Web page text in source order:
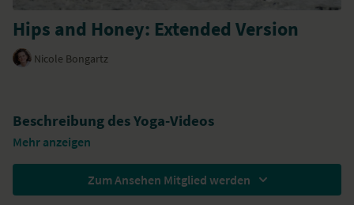
Hips and Honey: Extended Version
Nicole Bongartz
Beschreibung des Yoga-Videos
Dies ist die erweiterte Form des Yoga-Videos
Hüftflow ohne Chaturanga”mit der Kölner YogalehrerinNicole
. Die dehnenden Asanas helfen dir gedehnter durch das
Leben zu gehen. Dabei konzentriert Nicole sich auf die Dehnung der
Mehr anzeigen
Zum Ansehen Mitglied werden